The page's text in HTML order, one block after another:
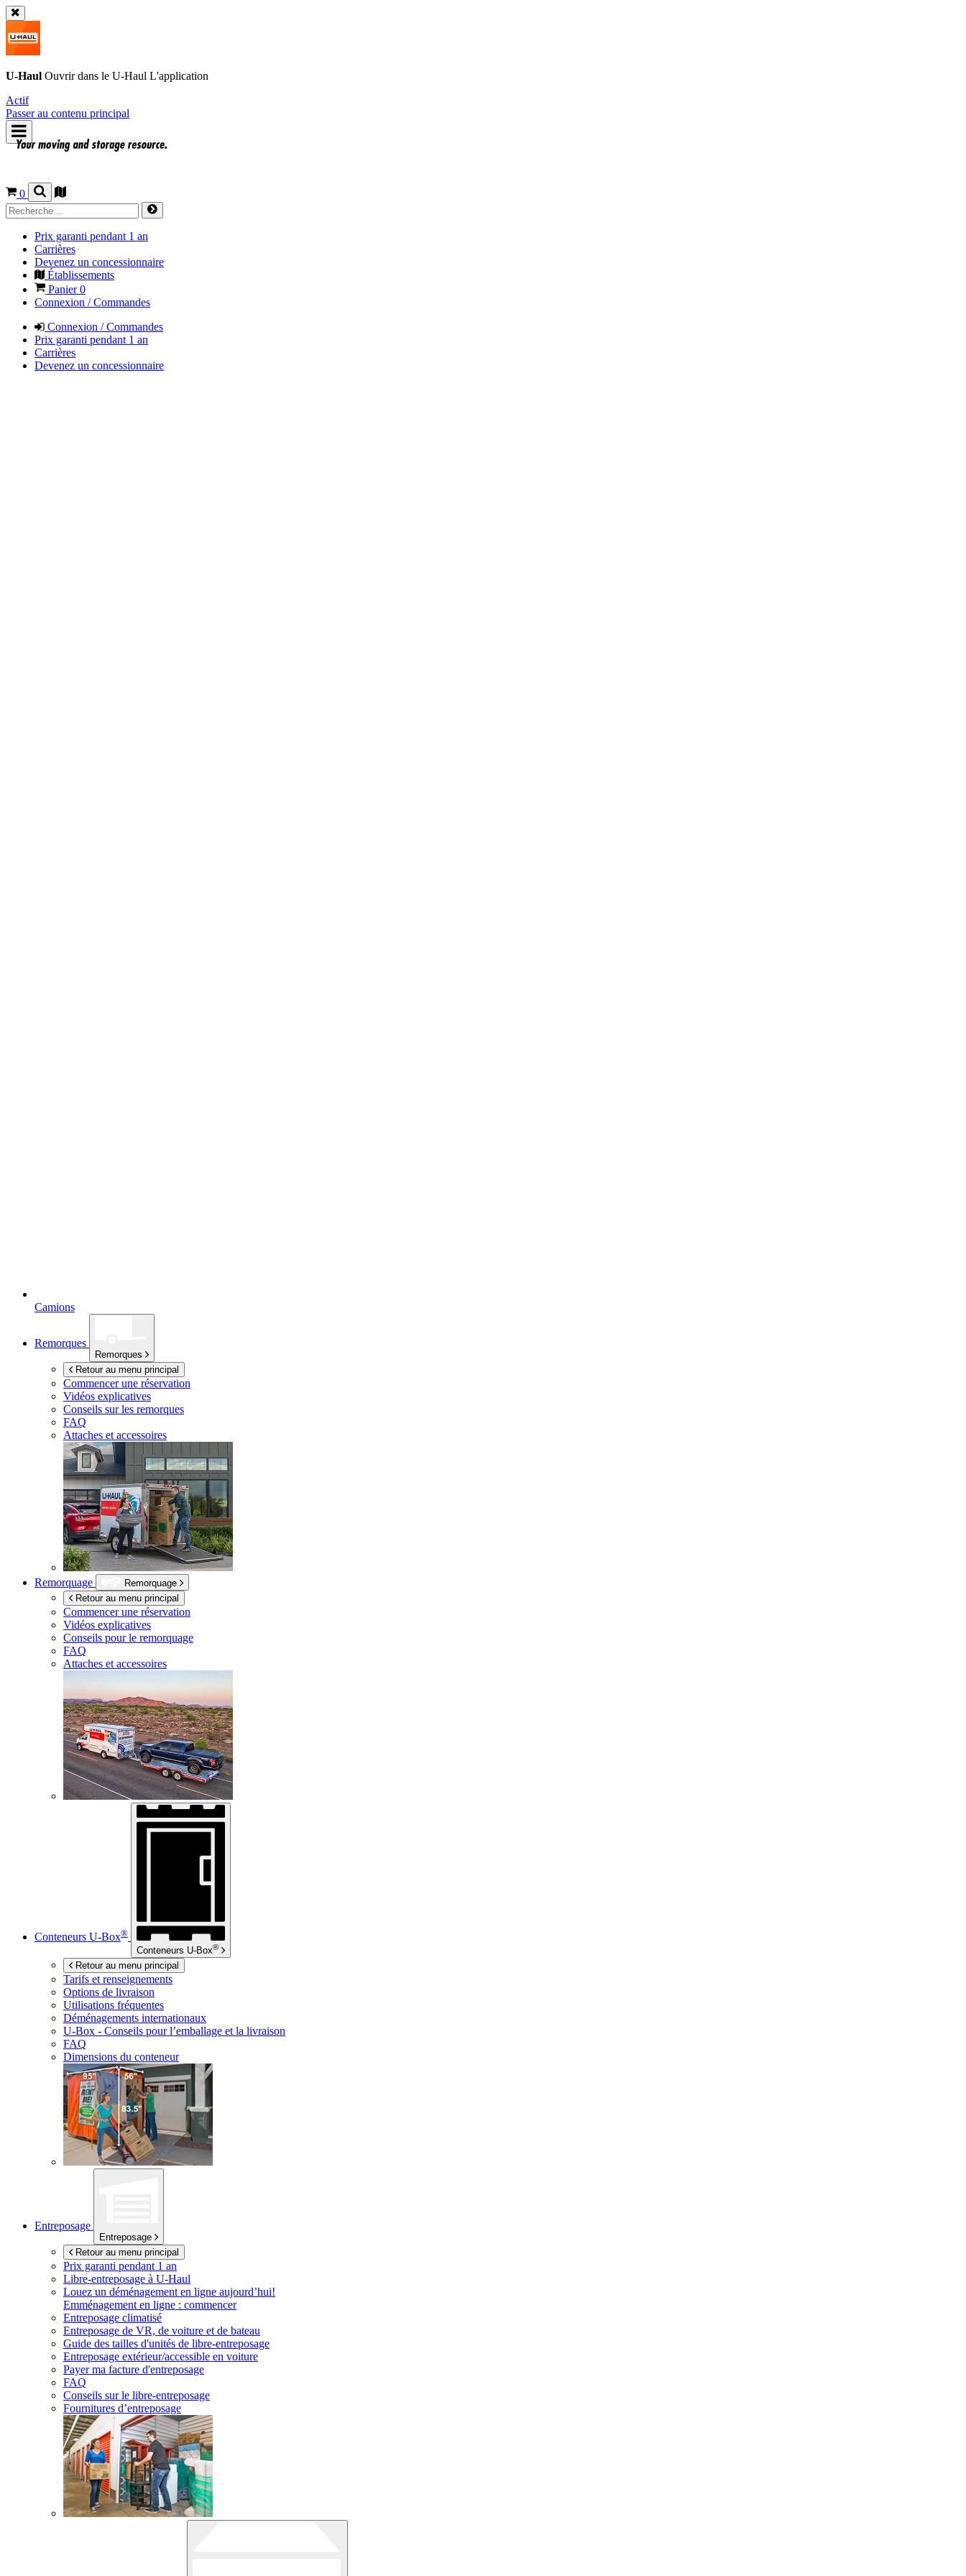
U-Haul Ouvrir dans le U-Haul L'application
Actif
Passer au contenu principal
0
Prix garanti pendant 1 an
Carrières
Devenez un concessionnaire
Établissements
Panier0
Connexion / Commandes
Connexion / Commandes
Prix garanti pendant 1 an
Carrières
Devenez un concessionnaire
Camions
Remorques
Remorques
Retour au menu principal
Commencer une réservation
Vidéos explicatives
Conseils sur les remorques
FAQ
Attaches et accessoires
Remorquage
Remorquage
Retour au menu principal
Commencer une réservation
Vidéos explicatives
Conseils pour le remorquage
FAQ
Attaches et accessoires
Conteneurs U-Box®
Conteneurs U-Box®
Retour au menu principal
Tarifs et renseignements
Options de livraison
Utilisations fréquentes
Déménagements internationaux
U-Box - Conseils pour l’emballage et la livraison
FAQ
Dimensions du conteneur
Entreposage
Entreposage
Retour au menu principal
Prix garanti pendant 1 an
Libre-entreposage à U-Haul
Louez un déménagement en ligne aujourd’hui!
Emménagement en ligne : commencer
Entreposage climatisé
Entreposage de VR, de voiture et de bateau
Guide des tailles d'unités de libre-entreposage
Entreposage extérieur/accessible en voiture
Payer ma facture d'entreposage
FAQ
Conseils sur le libre-entreposage
Fournitures d’entreposage